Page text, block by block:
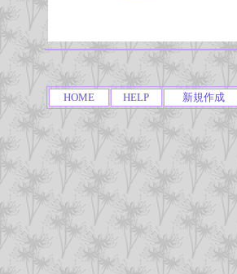
HOME HELP 新規作成